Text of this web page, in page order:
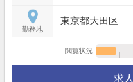
勤務地
東京都大田区
閲覧状況
求